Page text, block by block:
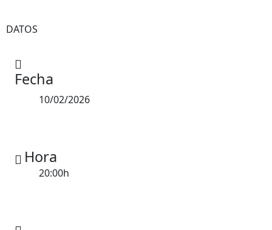
DATOS
Fecha
10/02/2026
Hora
20:00h